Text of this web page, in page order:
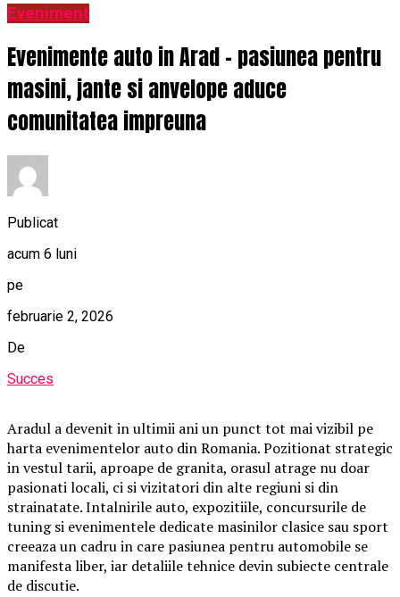
Eveniment
Evenimente auto in Arad – pasiunea pentru
masini, jante si anvelope aduce
comunitatea impreuna
Publicat
acum 6 luni
pe
februarie 2, 2026
De
Succes
Aradul a devenit in ultimii ani un punct tot mai vizibil pe
harta evenimentelor auto din Romania. Pozitionat strategic
in vestul tarii, aproape de granita, orasul atrage nu doar
pasionati locali, ci si vizitatori din alte regiuni si din
strainatate. Intalnirile auto, expozitiile, concursurile de
tuning si evenimentele dedicate masinilor clasice sau sport
creeaza un cadru in care pasiunea pentru automobile se
manifesta liber, iar detaliile tehnice devin subiecte centrale
de discutie.